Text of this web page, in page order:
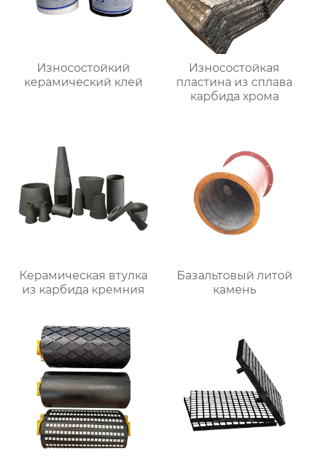
Износостойкий
керамический клей
Износостойкая
пластина из сплава
карбида хрома
Керамическая втулка
из карбида кремния
Базальтовый литой
камень